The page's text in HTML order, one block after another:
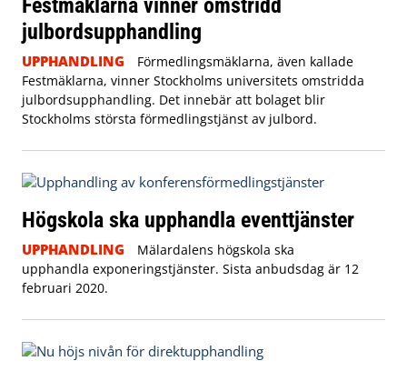
julbordsupphandling
UPPHANDLING
Förmedlingsmäklarna, även kallade
Festmäklarna, vinner Stockholms universitets omstridda
julbordsupphandling. Det innebär att bolaget blir
Stockholms största förmedlingstjänst av julbord.
Högskola ska upphandla eventtjänster
UPPHANDLING
Mälardalens högskola ska
upphandla exponeringstjänster. Sista anbudsdag är 12
februari 2020.